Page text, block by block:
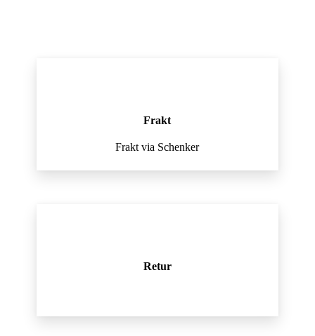
Frakt
Frakt via Schenker
Retur